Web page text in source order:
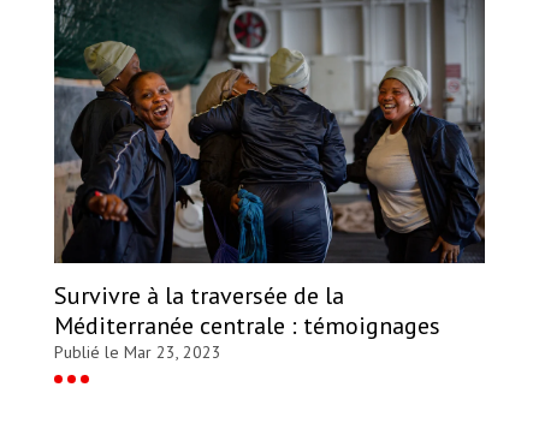
Survivre à la traversée de la
Méditerranée centrale : témoignages
Publié le Mar 23, 2023